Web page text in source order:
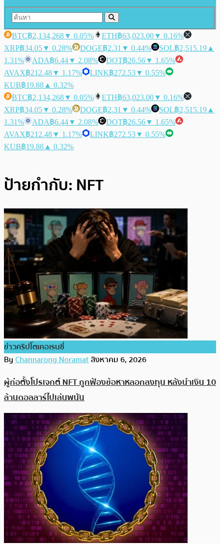
BTC฿2,134,268▼ 0.05% ETH฿63,023.00▼ 0.16%
XRP฿34.05▼ 0.28% DOGE฿2.31 ▼ 0.44% SOL฿2,515.19 ▲
1.31%
ADA฿6.44▼ 2.08% DOT฿26.56▼ 1.65%
AVAX฿212.48▼ 1.17% LINK฿272.53▼ 0.55%
KUB฿19.88 ▲ 0.32%
BTC฿2,134,268▼ 0.05% ETH฿63,023.00▼ 0.16%
XRP฿34.05▼ 0.28% DOGE฿2.31 ▼ 0.44% SOL฿2,515.19 ▲
1.31%
ADA฿6.44▼ 2.08% DOT฿26.56▼ 1.65%
AVAX฿212.48▼ 1.17% LINK฿272.53▼ 0.55%
KUB฿19.88 ▲ 0.32%
ป้ายกำกับ: NFT
ข่าวคริปโตเคอเรนซี่
ByChannarong Noramatสิงหาคม 6, 2026
ผู้ก่อตั้งโปรเจกต์ NFT ถูกฟ้องข้อหาหลอกลงทุน หลังนำเงิน 10
ล้านดอลลาร์ไปเล่นพนัน